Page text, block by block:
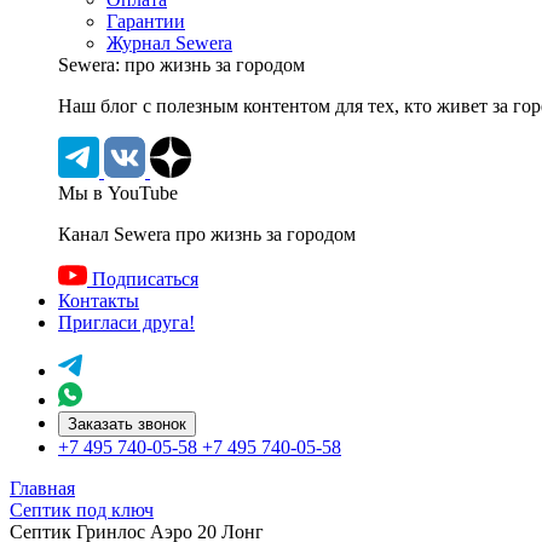
Гарантии
Журнал Sewera
Sewera: про жизнь за городом
Наш блог c полезным контентом для тех, кто живет за
Мы в YouTube
Канал Sewera про жизнь за городом
Подписаться
Контакты
Пригласи друга!
Заказать звонок
+7 495 740-05-58 +7 495 740-05-58
Главная
Септик под ключ
Септик Гринлос Аэро 20 Лонг